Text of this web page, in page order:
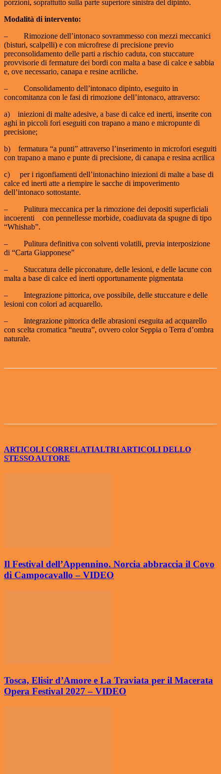
porzioni, soprattutto sulla parte superiore sinistra del dipinto.
Modalità di intervento:
– Rimozione dell’intonaco sovrammesso con mezzi meccanici
(bisturi, scalpelli) e con microfrese di precisione previo
preconsolidamento delle parti a rischio caduta, con stuccature
provvisorie di fermature dei bordi con malta a base di calce e sabbia
e, ove necessario, canapa e resine acriliche.
– Consolidamento dell’intonaco dipinto, eseguito in
concomitanza con le fasi di rimozione dell’intonaco, attraverso:
a) iniezioni di malte adesive, a base di calce ed inerti, inserite con
aghi in piccoli fori eseguiti con trapano a mano e micropunte di
precisione;
b) fermatura “a punti” attraverso l’inserimento in microfori eseguiti
con trapano a mano e punte di precisione, di canapa e resina acrilica
c) per i rigonfiamenti dell’intonachino iniezioni di malte a base di
calce ed inerti atte a riempire le sacche di impoverimento
dell’intonaco sottostante.
– Pulitura meccanica per la rimozione dei depositi superficiali
incoerenti con pennellesse morbide, coadiuvata da spugne di tipo
“Whishab”.
– Pulitura definitiva con solventi volatili, previa interposizione
di “Carta Giapponese”
– Stuccatura delle picconature, delle lesioni, e delle lacune con
malta a base di calce ed inerti opportunamente pigmentata
– Integrazione pittorica, ove possibile, delle stuccature e delle
lesioni con colori ad acquarello.
– Integrazione pittorica delle abrasioni eseguita ad acquarello
con scelta cromatica “neutra”, ovvero color Seppia o Terra d’ombra
naturale.
ARTICOLI CORRELATIALTRI ARTICOLI DELLO
STESSO AUTORE
Il Festival dell’Appennino. Norcia abbraccia il Covo
di Campocavallo – VIDEO
Tosca, Elisir d’Amore e La Traviata per il Macerata
Opera Festival 2027 – VIDEO